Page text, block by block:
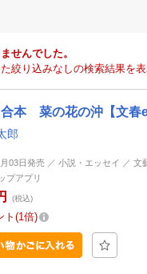
せんでした。
絞り込みなしの検索結果を表
合本 菜の花の沖【文春
郎
03日発売 ／ 小説・エッセイ ／ 文
プアプリ
(税込)
ト 1倍